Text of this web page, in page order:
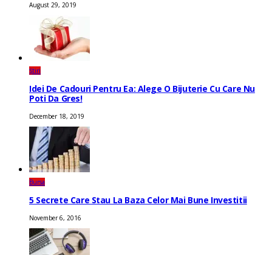
August 29, 2019
Știri
Idei De Cadouri Pentru Ea: Alege O Bijuterie Cu Care Nu
Poti Da Gres!
December 18, 2019
Bursa
5 Secrete Care Stau La Baza Celor Mai Bune Investitii
November 6, 2016